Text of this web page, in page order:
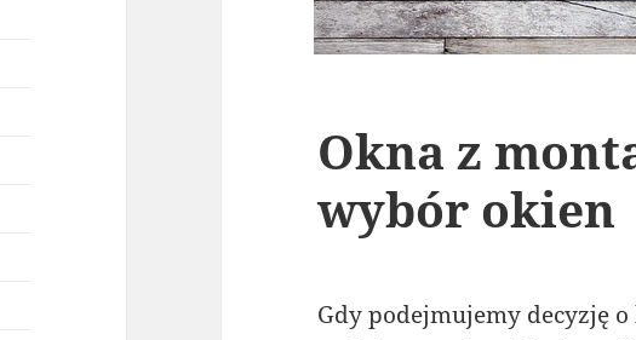
Okna z
wybór okien
Gdy podejmujemy decyzję